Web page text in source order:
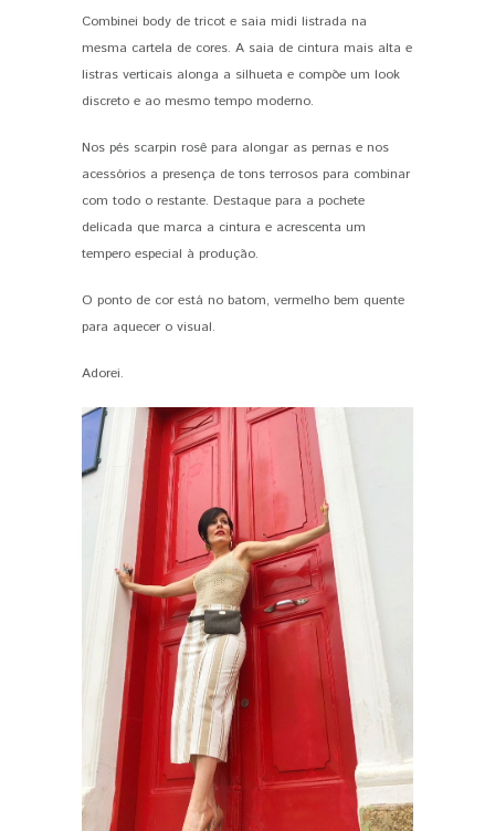
Combinei body de tricot e saia midi listrada na
mesma cartela de cores. A saia de cintura mais alta e
listras verticais alonga a silhueta e compõe um look
discreto e ao mesmo tempo moderno.
Nos pés scarpin rosê para alongar as pernas e nos
acessórios a presença de tons terrosos para combinar
com todo o restante. Destaque para a pochete
delicada que marca a cintura e acrescenta um
tempero especial à produção.
O ponto de cor está no batom, vermelho bem quente
para aquecer o visual.
Adorei.